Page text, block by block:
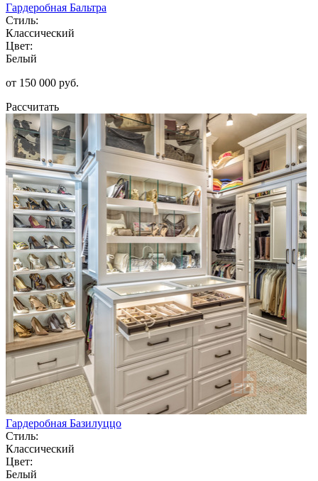
Гардеробная Бальтра
Стиль:
Классический
Цвет:
Белый
от 150 000 руб.
Рассчитать
Гардеробная Базилуццо
Стиль:
Классический
Цвет:
Белый